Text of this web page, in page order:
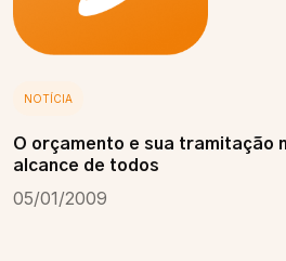
NOTÍCIA
O orçamento e sua tramitação
alcance de todos
05/01/2009